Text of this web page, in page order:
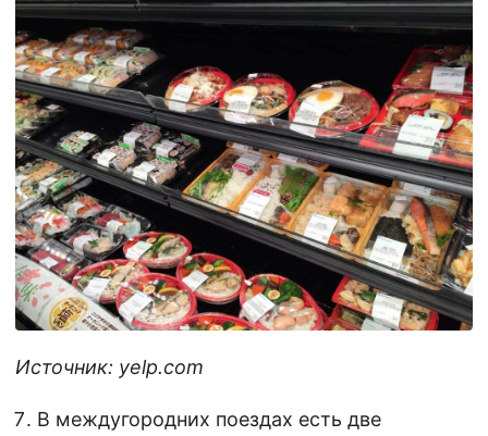
Источник: yelp.com
В междугородних поездах есть две